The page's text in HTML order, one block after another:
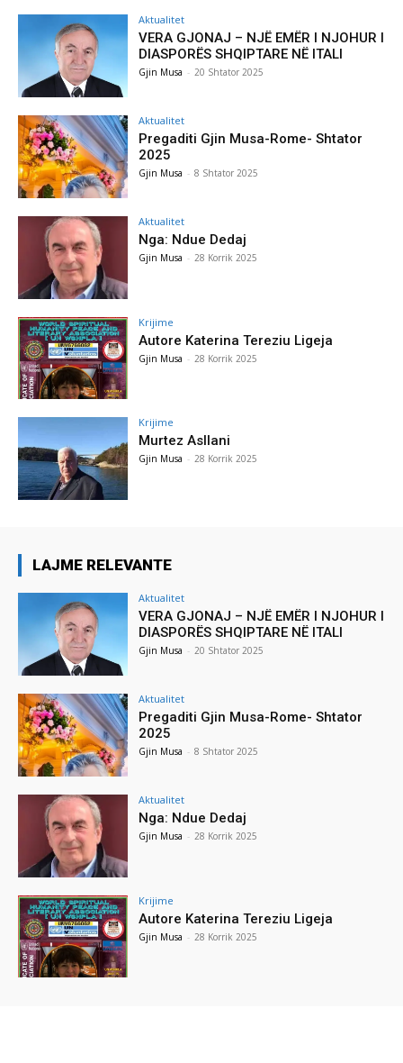
Aktualitet
VERA GJONAJ – NJË EMËR I NJOHUR I
DIASPORËS SHQIPTARE NË ITALI
Gjin Musa - 20 Shtator 2025
Aktualitet
Pregaditi Gjin Musa-Rome- Shtator
2025
Gjin Musa - 8 Shtator 2025
Aktualitet
Nga: Ndue Dedaj
Gjin Musa - 28 Korrik 2025
Krijime
Autore Katerina Tereziu Ligeja
Gjin Musa - 28 Korrik 2025
Krijime
Murtez Asllani
Gjin Musa - 28 Korrik 2025
LAJME RELEVANTE
Aktualitet
VERA GJONAJ – NJË EMËR I NJOHUR I
DIASPORËS SHQIPTARE NË ITALI
Gjin Musa - 20 Shtator 2025
Aktualitet
Pregaditi Gjin Musa-Rome- Shtator
2025
Gjin Musa - 8 Shtator 2025
Aktualitet
Nga: Ndue Dedaj
Gjin Musa - 28 Korrik 2025
Krijime
Autore Katerina Tereziu Ligeja
Gjin Musa - 28 Korrik 2025